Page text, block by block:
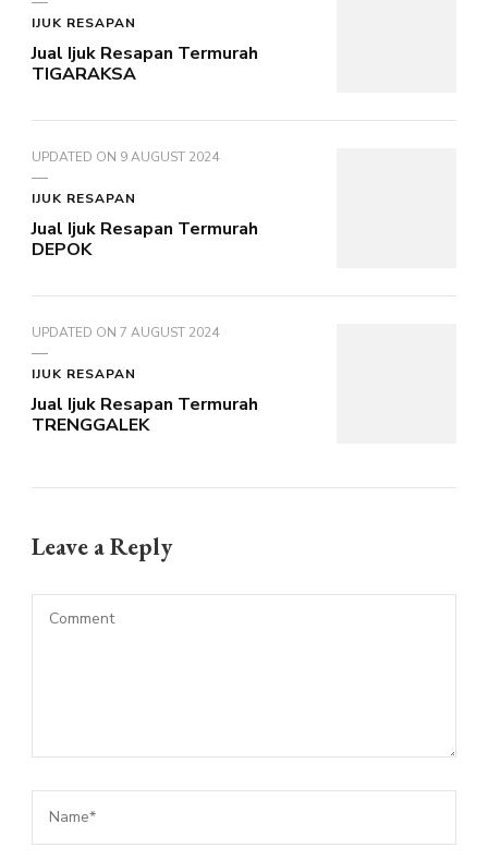
IJUK RESAPAN
Jual Ijuk Resapan Termurah
TIGARAKSA
UPDATED ON 9 AUGUST 2024
IJUK RESAPAN
Jual Ijuk Resapan Termurah
DEPOK
UPDATED ON 7 AUGUST 2024
IJUK RESAPAN
Jual Ijuk Resapan Termurah
TRENGGALEK
Leave a Reply